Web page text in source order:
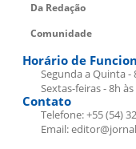
Da Redação
Comunidade
Horário de
Segunda a Quinta -
Sextas-feiras - 8h
Contato
Telefone: +55 (54)
Email: